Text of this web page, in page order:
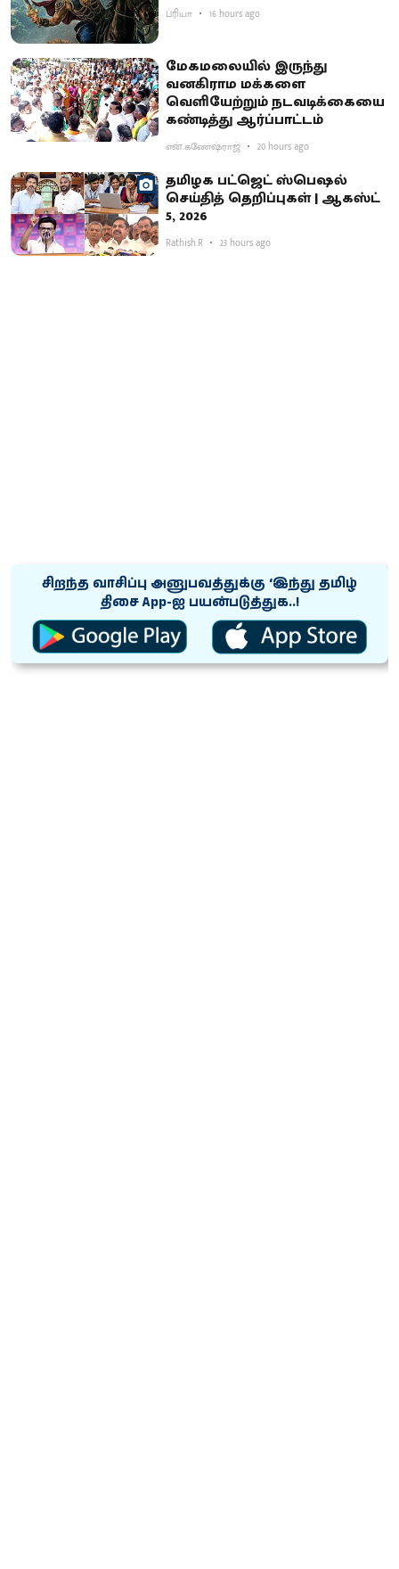
ப்ரியா 16 hours ago
மேகமலையில் இருந்து
வனகிராம மக்களை
வெளியேற்றும் நடவடிக்கையை
கண்டித்து ஆர்ப்பாட்டம்
என்.கணேஷ்ராஜ் 20 hours ago
தமிழக பட்ஜெட் ஸ்பெஷல்
செய்தித் தெறிப்புகள் | ஆகஸ்ட்
5, 2026
Rathish.R 23 hours ago
சிறந்த வாசிப்பு அனுபவத்துக்கு ‘இந்து தமிழ்
திசை App-ஐ பயன்படுத்துக..!